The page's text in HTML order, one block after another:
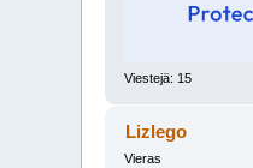
Viestejä: 15
Lizlego
Vieras